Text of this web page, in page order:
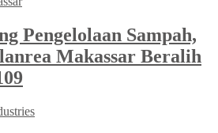
Pengelolaan Sampah,
Makassar Beralih